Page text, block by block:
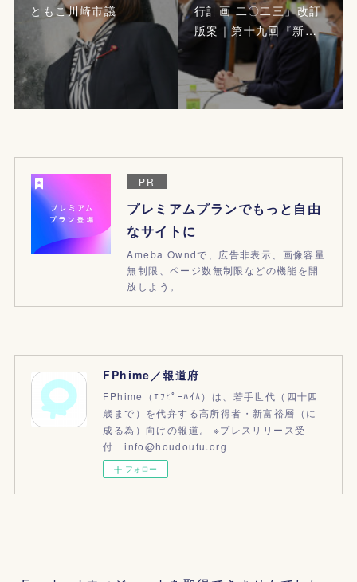
ともこ川崎市議
行計画 二〇二三」改訂
版案｜第十九回『新…
PR
プレミアムプランでもっと自由
なサイトに
Ameba Owndで、広告非表示、画像容量
無制限、ページ数無制限などの機能を開
放しよう。
FPhime／報道府
FPhime（ｴﾌﾋﾟｰﾊｲﾑ）は、若手世代（四十四
歳まで）を代弁する高所得者・新富裕層（に
成る為）向けの報道。 ※プレスリリース受
付 info@houdoufu.org
フォロー